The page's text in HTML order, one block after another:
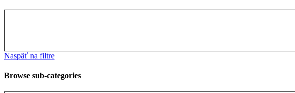
Naspäť na filtre
Browse sub-categories